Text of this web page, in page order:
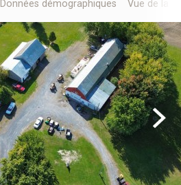
Données démographiques Vue de la
Next